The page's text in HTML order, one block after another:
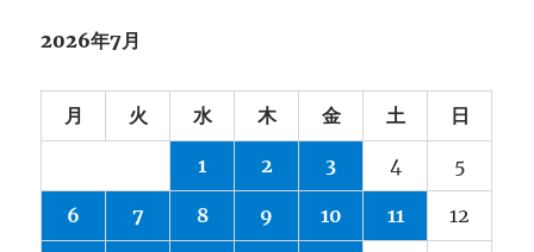
2026年7月
月 火 水 木 金 土 日
1 2 3 4 5
6 7 8 9 10 11 12